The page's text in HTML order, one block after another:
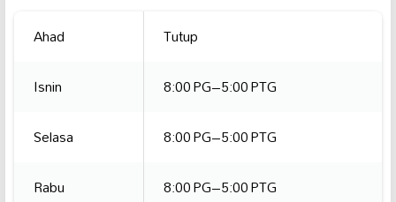
Ahad
Tutup
Isnin
8:00 PG–5:00 PTG
Selasa
8:00 PG–5:00 PTG
Rabu
8:00 PG–5:00 PTG